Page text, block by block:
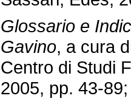
Glossario e
Gavino, a cura
Centro di Studi
2005, pp. 43-89;